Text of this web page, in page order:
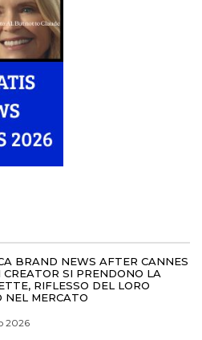
BRAND NEWS AFTER CANNES
SI PRENDONO LA
RIFLESSO DEL LORO
NEL MERCATO
2026